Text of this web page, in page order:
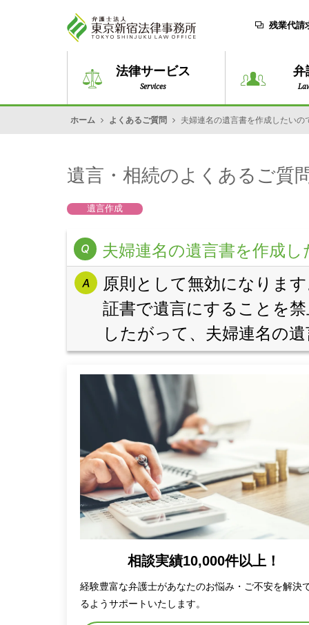
残業代請
法律サービス
Services
弁
ホーム よくあるご質問 夫婦連名の遺言書を作成したいの
遺言・相続のよくあるご質
遺言作成
夫婦連名の遺言書を作成
原則として無効になりま
証書で遺言にすることを
したがって、夫婦連名の
相談実績10,000件以上！
経験豊富な弁護士があなたのお悩み・ご不安を解決
るようサポートいたします。